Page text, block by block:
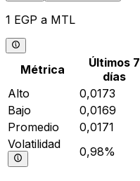
1 EGP a MTL
Métrica
Últimos 7
días
Alto
0,0173
Bajo
0,0169
Promedio
0,0171
Volatilidad
0,98%